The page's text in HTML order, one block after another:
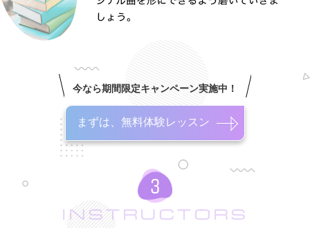
今なら期間限定キャンペーン実施中！
まずは、無料体験レッスン
INSTRUCTORS